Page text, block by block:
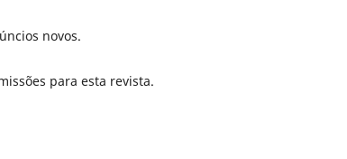
novos.
para esta revista.